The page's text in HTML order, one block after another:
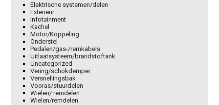
Elektrische systemen/delen
Exterieur
Infotainment
Kachel
Motor/Koppeling
Onderstel
Pedalen/gas-/remkabels
Uitlaatsysteem/brandstoftank
Uncategorized
Vering/schokdemper
Versnellingsbak
Vooras/stuurdelen
Wielen/ remdelen
Wielen/remdelen